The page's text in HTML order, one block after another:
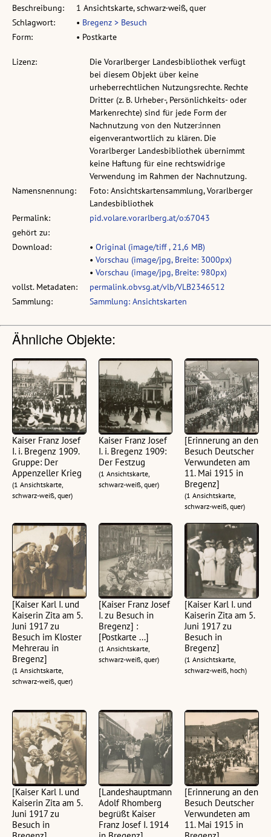
Beschreibung:
1 Ansichtskarte, schwarz-weiß, quer
Schlagwort:
• Bregenz > Besuch
Form:
• Postkarte
Lizenz:
Die Vorarlberger Landesbibliothek verfügt
bei diesem Objekt über keine
urheberrechtlichen Nutzungsrechte. Rechte
Dritter (z. B. Urheber-, Persönlichkeits- oder
Markenrechte) sind für jede Form der
Nachnutzung von den Nutzer:innen
eigenverantwortlich zu klären. Die
Vorarlberger Landesbibliothek übernimmt
keine Haftung für eine rechtswidrige
Verwendung im Rahmen der Nachnutzung.
Namensnennung:
Foto: Ansichtskartensammlung, Vorarlberger
Landesbibliothek
Permalink:
pid.volare.vorarlberg.at/o:67043
gehört zu:
Download:
• Original (image/tiff , 21,6 MB)
• Vorschau (image/jpg, Breite: 3000px)
• Vorschau (image/jpg, Breite: 980px)
vollst. Metadaten:
permalink.obvsg.at/vlb/VLB2346512
Sammlung:
Sammlung: Ansichtskarten
Ähnliche Objekte:
Kaiser Franz Josef
I. i. Bregenz 1909.
Gruppe: Der
Appenzeller Krieg
(1 Ansichtskarte,
schwarz-weiß, quer)
Kaiser Franz Josef
I. i. Bregenz 1909:
Der Festzug
(1 Ansichtskarte,
schwarz-weiß, quer)
[Erinnerung an den
Besuch Deutscher
Verwundeten am
11. Mai 1915 in
Bregenz]
(1 Ansichtskarte,
schwarz-weiß, quer)
[Kaiser Karl I. und
Kaiserin Zita am 5.
Juni 1917 zu
Besuch im Kloster
Mehrerau in
Bregenz]
(1 Ansichtskarte,
schwarz-weiß, quer)
[Kaiser Franz Josef
I. zu Besuch in
Bregenz] :
[Postkarte ...]
(1 Ansichtskarte,
schwarz-weiß, quer)
[Kaiser Karl I. und
Kaiserin Zita am 5.
Juni 1917 zu
Besuch in
Bregenz]
(1 Ansichtskarte,
schwarz-weiß, hoch)
[Kaiser Karl I. und
Kaiserin Zita am 5.
Juni 1917 zu
Besuch in
[Landeshauptmann
Adolf Rhomberg
begrüßt Kaiser
Franz Josef I. 1914
[Erinnerung an den
Besuch Deutscher
Verwundeten am
11. Mai 1915 in